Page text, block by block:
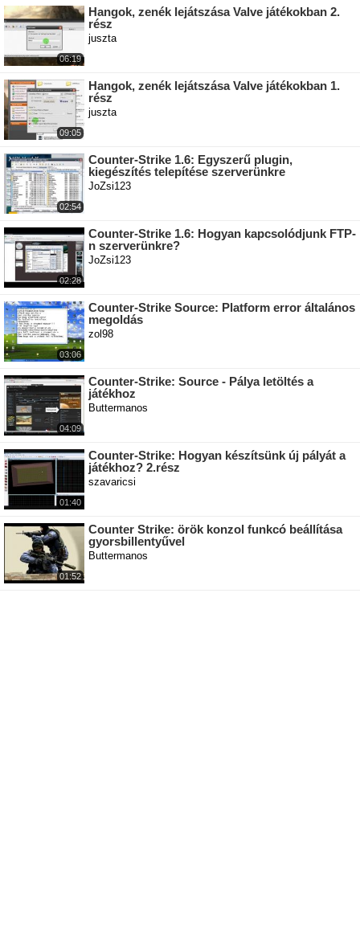
06:19
Hangok, zenék lejátszása Valve játékokban 2.
rész
juszta
09:05
Hangok, zenék lejátszása Valve játékokban 1.
rész
juszta
02:54
Counter-Strike 1.6: Egyszerű plugin,
kiegészítés telepítése szerverünkre
JoZsi123
02:28
Counter-Strike 1.6: Hogyan kapcsolódjunk FTP-
n szerverünkre?
JoZsi123
03:06
Counter-Strike Source: Platform error általános
megoldás
zol98
04:09
Counter-Strike: Source - Pálya letöltés a
játékhoz
Buttermanos
01:40
Counter-Strike: Hogyan készítsünk új pályát a
játékhoz? 2.rész
szavaricsi
01:52
Counter Strike: örök konzol funkcó beállítása
gyorsbillentyűvel
Buttermanos